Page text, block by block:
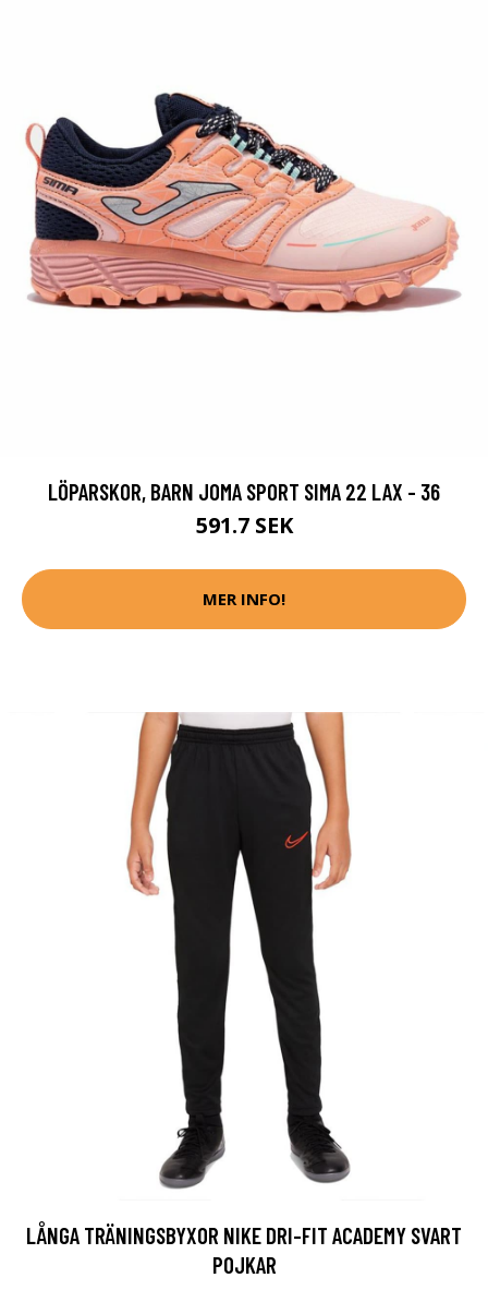
LÖPARSKOR, BARN JOMA SPORT SIMA 22 LAX - 36
591.7 SEK
MER INFO!
LÅNGA TRÄNINGSBYXOR NIKE DRI-FIT ACADEMY SVART
POJKAR